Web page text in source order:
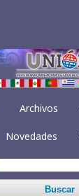
Archivos
Novedades
Buscar